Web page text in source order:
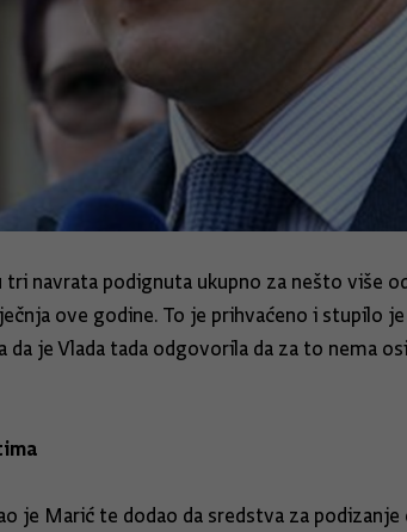
navrata podignuta ukupno za nešto više
ove godine. To je prihvaćeno i stupilo
je Vlada tada odgovorila da za to nema
je Marić te dodao da sredstva za